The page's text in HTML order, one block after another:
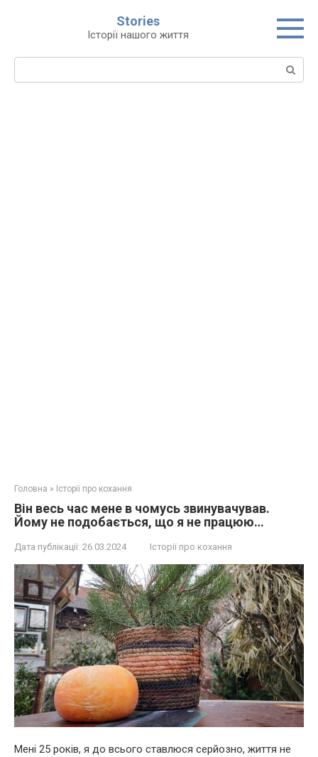
Stories
Історії нашого життя
Пошук:
Головна » Історії про кохання
Він весь час мене в чомусь звинувачував.
Йому не подобається, що я не працюю…
Дата публікації: 26.03.2024 Історії про кохання
Мені 25 років, я до всього ставлюся серйозно, життя не